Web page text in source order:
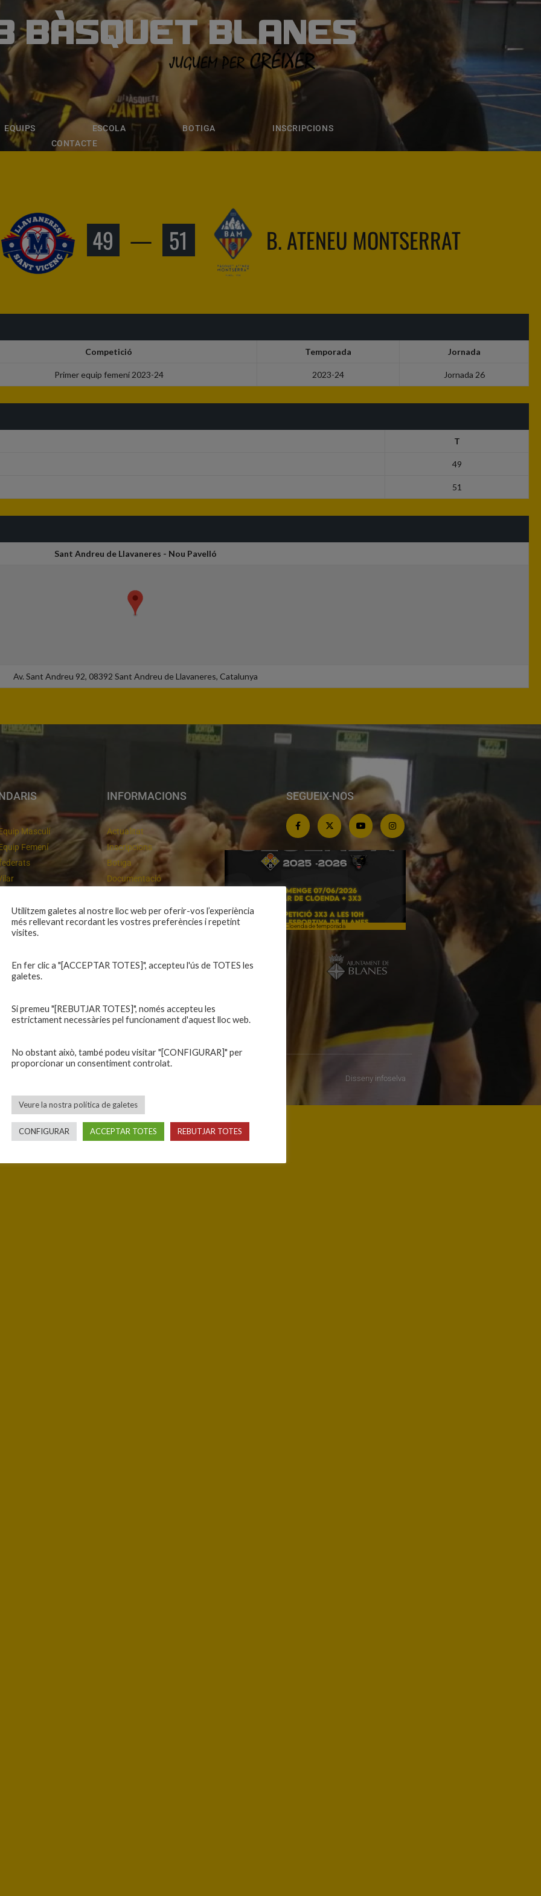
BÀSQUET BLANES
EQUIPS ESCOLA BOTIGA
INSCRIPCIONS
CONTACTE
BLANES
ESCOLA BOTIGA INSCRIPCIONS
49 — 51 B. ATENEU MONTSERRAT
Competició Temporada Jornada
Primer equip femení 2023-24 2023-24 Jornada 26
T
49
51
Sant Andreu de Llavaneres - Nou Pavelló
Av. Sant Andreu 92, 08392 Sant Andreu de Llavaneres, Catalunya
Masculí
Femení
inferiors
casa
INFORMACIONS
Actualitat
Inscripcions
Botiga
Documentació
Intranet
Contacte
SEGUEIX-NOS
Un final rodó Cloenda de temporada
Disseny infoselva
Utilitzem galetes al nostre lloc web per oferir-vos l’experiència
més rellevant recordant les vostres preferències i repetint
visites.
En fer clic a "[ACCEPTAR TOTES]", accepteu l'ús de TOTES les
galetes.
Si premeu "[REBUTJAR TOTES]", només accepteu les
estrictament necessàries pel funcionament d'aquest lloc web.
No obstant això, també podeu visitar "[CONFIGURAR]" per
proporcionar un consentiment controlat.
Veure la nostra política de galetes
CONFIGURAR ACCEPTAR TOTES REBUTJAR TOTES